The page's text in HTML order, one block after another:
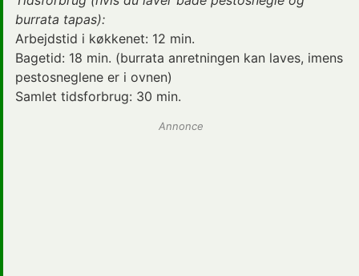
burrata tapas):
Arbejdstid i køkkenet: 12 min.
Bagetid: 18 min. (burrata anretningen kan laves, imens
pestosneglene er i ovnen)
Samlet tidsforbrug: 30 min.
Annonce